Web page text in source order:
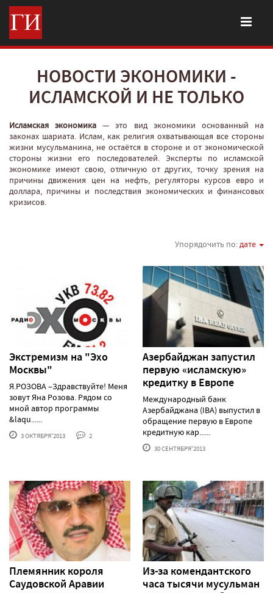
НОВОСТИ ЭКОНОМИКИ -
ИСЛАМСКОЙ И НЕ ТОЛЬКО
Исламская экономика — это вид экономики основанный на
законах шариата. Ислам, как религия охватывающая все стороны
жизни мусульманина, не остаётся в стороне и от экономической
стороны жизни его последователей. Эксперты по исламской
экономике имеют свою, отличную от других, точку зрения на
причины движения цен на нефть, регуляторы курсов евро и
доллара, причины и последствия экономических и финансовых
кризисов.
Упорядочить по:дате
Экстремизм на "Эхо
Москвы"
Я.РОЗОВА –Здравствуйте! Меня
зовут Яна Розова. Рядом со
мной автор программы
&laqu......
3 ОКТЯБРЯ'2013 2
Азербайджан запустил
первую «исламскую»
кредитку в Европе
Международный банк
Азербайджана (IBA) выпустил в
обращение первую в Европе
кредитную кар......
30 СЕНТЯБРЯ'2013
Племянник короля
Саудовской Аравии
Из-за комендантского
часа тысячи мусульман